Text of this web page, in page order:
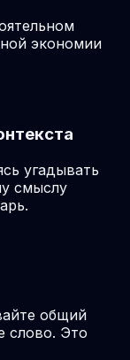
экономии
угадывать
смыслу
общий
слово. Это